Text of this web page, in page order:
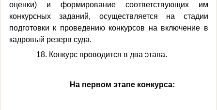
оценки) и формирование соответствующих им
конкурсных заданий, осуществляется на стадии
подготовки к проведению конкурсов на включение в
кадровый резерв суда.
18. Конкурс проводится в два этапа.
На первом этапе конкурса: